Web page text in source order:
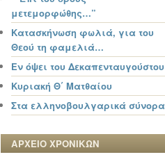
μετεμορφώθης…”
Κατασκήνωση φωλιά, για του
Θεού τη φαμελιά…
Εν όψει του Δεκαπενταυγούστου
Κυριακή Θ΄ Ματθαίου
Στα ελληνοβουλγαρικά σύνορα
ΑΡΧΕΙΟ ΧΡΟΝΙΚΩΝ